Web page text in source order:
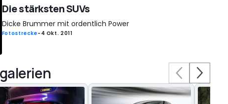
Die stärksten SUVs
Dicke Brummer mit ordentlich Power
Fotostrecke- 4 Okt. 2011